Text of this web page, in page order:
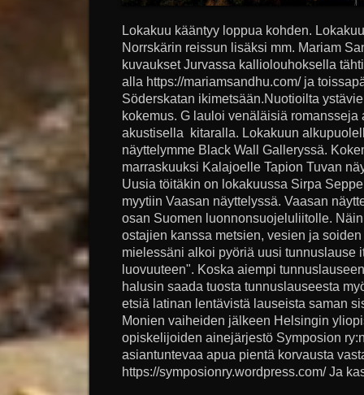
Lokakuu kääntyy loppua kohden.
Norrskärin reissun lisäksi mm. Mariam
kuvaukset Jurvassa kalliolouhoksella
alla https://mariamsandhu.com/ ja
Söderskatan ikimetsään.Nuotioilta
kokemus. G lauloi venäläisiä
akustisella kitaralla. Lokakuun
näyttelymme Black Wall Galleryssä.
marraskuuksi Kalajoelle Tapion Tuvan
Uusia töitäkin on lokakuussa Sirpa
myytiin Vaasan näyttelyssä. Vaasan
osan Suomen luonnonsuojeluliitolle.
ostajien kanssa metsien, vesien ja
mielessäni alkoi pyöriä uusi tunnuslause
luovuuteen". Koska aiempi
halusin saada tuosta tunnuslauseesta
etsiä latinan lentävistä lauseista saman
Monien vaiheiden jälkeen Helsingin
opiskelijoiden ainejärjestö Symposion
asiantuntevaa apua pientä korvausta
https://symposionry.wordpress.com/ Ja